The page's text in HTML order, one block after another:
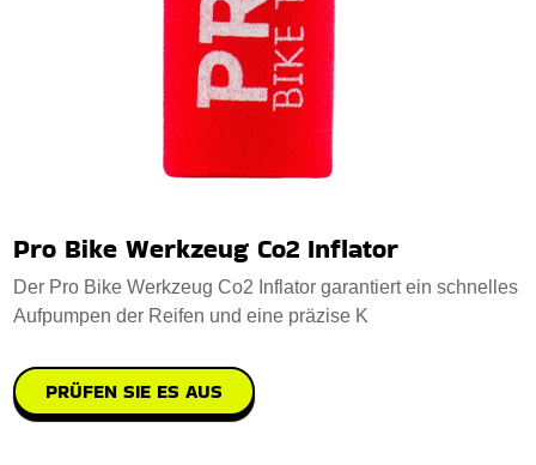
Pro Bike Werkzeug Co2 Inflator
Der Pro Bike Werkzeug Co2 Inflator garantiert ein schnelles
Aufpumpen der Reifen und eine präzise K
PRÜFEN SIE ES AUS